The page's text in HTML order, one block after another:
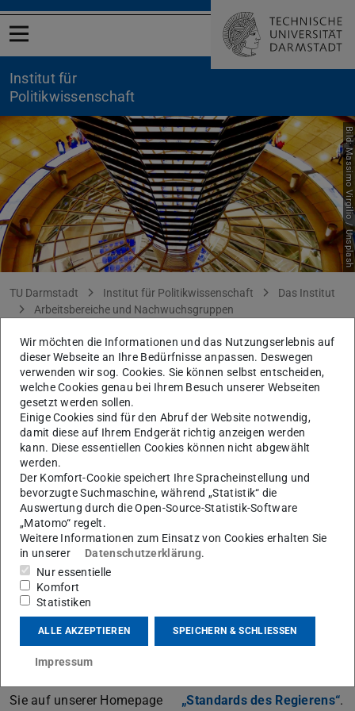
Menü öffnen
Institut für
Politikwissenschaft
Bild: Massimo Virgilio / Unsplash
Sie befinden sich hier:
TU Darmstadt Institut für Politikwissenschaft
Das Institut
Arbeitsbereiche und Nachwuchsgruppen
Standard des Regierens
Standards des Regierens
Willkommen im DFG-Graduiertenkolleg „Standards des
Regierens“! Dieses Graduiertenkolleg (GRK) beschäftigt
sich mit Ideen und Praktiken, für die sich der Begriff der
guten Regierungsführung („good governance“)
eingebürgert hat. Dahinter steht eine interdisziplinäre
Forschungsinitiative von zehn Professor*innen der TU
Darmstadt und der Goethe Universität Frankfurt aus den
Bereichen Politikwissenschaft, Soziologie, Philosophie
Sie auf unserer Homepage
„Standards des Regierens“.
Wir möchten die Informationen und das Nutzungserlebnis auf
dieser Webseite an Ihre Bedürfnisse anpassen. Deswegen
verwenden wir sog. Cookies. Sie können selbst entscheiden,
welche Cookies genau bei Ihrem Besuch unserer Webseiten
gesetzt werden sollen.
Einige Cookies sind für den Abruf der Website notwendig,
damit diese auf Ihrem Endgerät richtig anzeigen werden
kann. Diese essentiellen Cookies können nicht abgewählt
werden.
Der Komfort-Cookie speichert Ihre Spracheinstellung und
bevorzugte Suchmaschine, während „Statistik“ die
Auswertung durch die Open-Source-Statistik-Software
„Matomo“ regelt.
Weitere Informationen zum Einsatz von Cookies erhalten Sie
in unserer
Datenschutzerklärung.
Nur essentielle
Komfort
Statistiken
ALLE AKZEPTIEREN SPEICHERN & SCHLIESSEN
Impressum